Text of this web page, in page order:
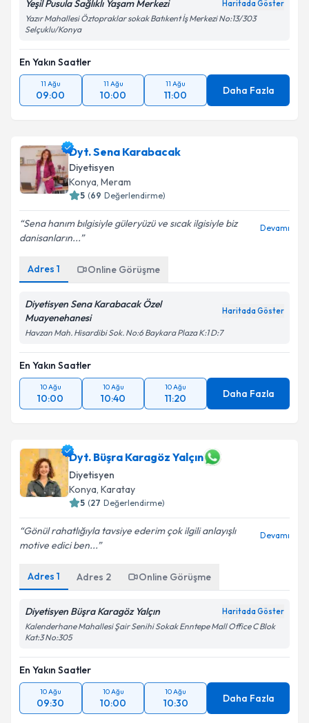
Yeşil Pusula Sağlıklı Yaşam Merkezi Haritada Göster
Yazır Mahallesi Öztopraklar sokak Batıkent İş Merkezi No:13/303
Selçuklu/Konya
En Yakın Saatler
11 Ağu
09:00
11 Ağu
10:00
11 Ağu
11:00 Daha Fazla
Dyt. Sena Karabacak
Diyetisyen
Konya, Meram
5 (69 Değerlendirme)
Sena hanım bılgisiyle güleryüzü ve sıcak ilgisiyle biz
danisanların...
Devamı
Adres 1 Online Görüşme
Diyetisyen Sena Karabacak Özel
Muayenehanesi
Haritada Göster
Havzan Mah. Hisardibi Sok. No:6 Baykara Plaza K:1 D:7
En Yakın Saatler
10 Ağu
10:00
10 Ağu
10:40
10 Ağu
11:20 Daha Fazla
Dyt. Büşra Karagöz Yalçın
Diyetisyen
Konya, Karatay
5 (27 Değerlendirme)
Gönül rahatlığıyla tavsiye ederim çok ilgili anlayışlı
motive edici ben...
Devamı
Adres 1 Adres 2 Online Görüşme
Diyetisyen Büşra Karagöz Yalçın Haritada Göster
Kalenderhane Mahallesi Şair Senihi Sokak Enntepe Mall Office C Blok
Kat:3 No:305
En Yakın Saatler
10 Ağu
09:30
10 Ağu
10:00
10 Ağu
10:30 Daha Fazla